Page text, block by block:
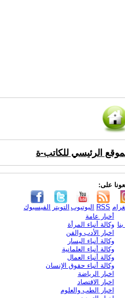
الرئيسي للكاتب-ة
على:
الفيسبوك التويتر اليوتيوب RSS
أخبار عامة
وكالة أنباء المرأة
اخبار الأدب والفن
وكالة أنباء اليسار
وكالة أنباء العلمانية
وكالة أنباء العمال
وكالة أنباء حقوق الإنسان
اخبار الرياضة
اخبار الاقتصاد
اخبار الطب والعلوم